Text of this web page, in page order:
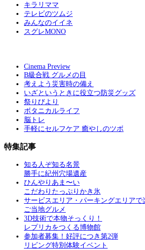
キラリママ
テレビのツムジ
みんなのイイネ
スグレMONO
Cinema Preview
B級合戦 グルメの目
考えよう災害時の備え
いざというときに役立つ防災グッズ
祭りびより
ボタニカルライフ
脳トレ
手軽にセルフケア 癒やしのツボ
特集記事
知る人ぞ知る名景
勝手に紀州穴場遺産
ひんやりあま〜い
こだわりたっぷりかき氷
サービスエリア・パーキングエリアで
ご当地グルメ
3D技術で本物そっくり！
レプリカをつくる博物館
参加者募集！好評につき第2弾
リビング特別体験イベント